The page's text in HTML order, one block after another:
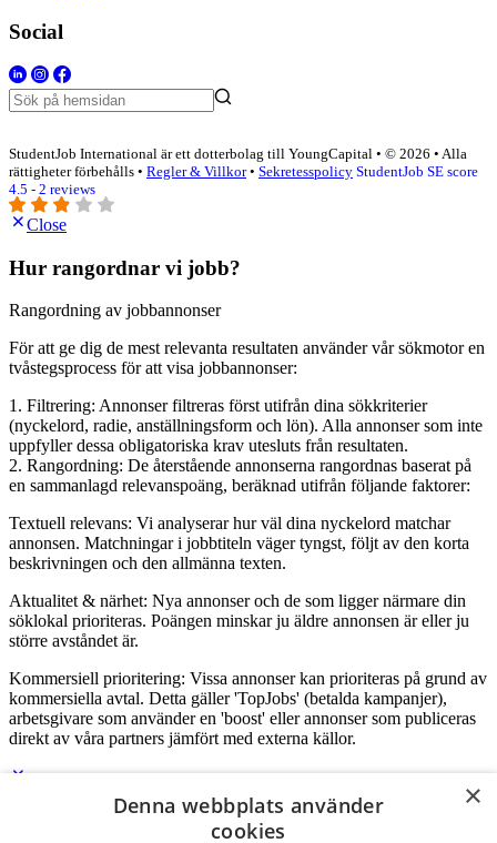
Social
StudentJob International är ett dotterbolag till YoungCapital • © 2026 • Alla
rättigheter förbehålls • Regler & Villkor• Sekretesspolicy StudentJob SE score
4.5 - 2 reviews
Close
Hur rangordnar vi jobb?
Rangordning av jobbannonser
För att ge dig de mest relevanta resultaten använder vår sökmotor en
tvåstegsprocess för att visa jobbannonser:
1. Filtrering: Annonser filtreras först utifrån dina sökkriterier
(nyckelord, radie, anställningsform och lön). Alla annonser som inte
uppfyller dessa obligatoriska krav utesluts från resultaten.
2. Rangordning: De återstående annonserna rangordnas baserat på
en sammanlagd relevanspoäng, beräknad utifrån följande faktorer:
Textuell relevans: Vi analyserar hur väl dina nyckelord matchar
annonsen. Matchningar i jobbtiteln väger tyngst, följt av den korta
beskrivningen och den allmänna texten.
Aktualitet & närhet: Nya annonser och de som ligger närmare din
söklokal prioriteras. Poängen minskar ju äldre annonsen är eller ju
större avståndet är.
Kommersiell prioritering: Vissa annonser kan prioriteras på grund av
kommersiella avtal. Detta gäller 'TopJobs' (betalda kampanjer),
arbetsgivare som använder en 'boost' eller annonser som publiceras
direkt av våra partners jämfört med externa källor.
×
Denna webbplats använder
cookies